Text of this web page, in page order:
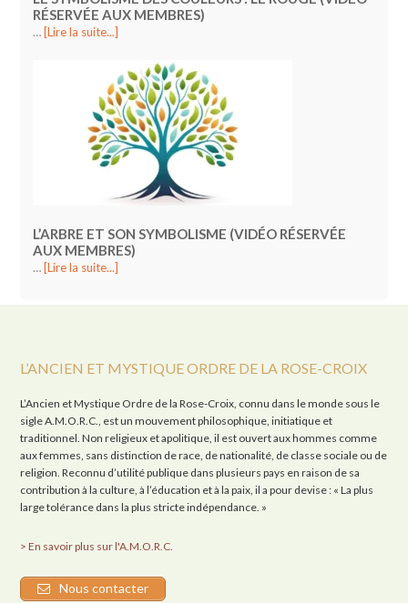
RÉSERVÉE AUX MEMBRES)
… [Lire la suite...]
L’ARBRE ET SON SYMBOLISME (VIDÉO RÉSERVÉE
AUX MEMBRES)
… [Lire la suite...]
L’ANCIEN ET MYSTIQUE ORDRE DE LA ROSE-CROIX
L’Ancien et Mystique Ordre de la Rose-Croix, connu dans le monde sous le
sigle A.M.O.R.C., est un mouvement philosophique, initiatique et
traditionnel. Non religieux et apolitique, il est ouvert aux hommes comme
aux femmes, sans distinction de race, de nationalité, de classe sociale ou de
religion. Reconnu d’utilité publique dans plusieurs pays en raison de sa
contribution à la culture, à l’éducation et à la paix, il a pour devise : « La plus
large tolérance dans la plus stricte indépendance. »
> En savoir plus sur l'A.M.O.R.C.
Nous contacter